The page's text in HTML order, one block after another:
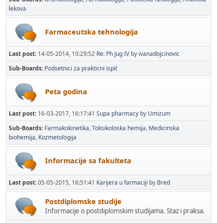
lekova
Farmaceutska tehnologija
Last post: 14-05-2014, 10:29:52 Re: Ph Jug IV by ivanadojcinovic
Sub-Boards Podsetnici za prakticni ispit
Peta godina
Last post: 16-03-2017, 16:17:41 Supa pharmacy by Umizum
Sub-Boards Farmakokinetika Toksikoloska hemija Medicinska
biohemija Kozmetologija
Informacije sa fakulteta
Last post:05-05-2015, 16:51:41 Karijera u farmaciji by Bred
Postdiplomske studije
Informacije o postdiplomskim studijama. Staz i praksa.